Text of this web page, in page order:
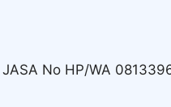
No HP/WA